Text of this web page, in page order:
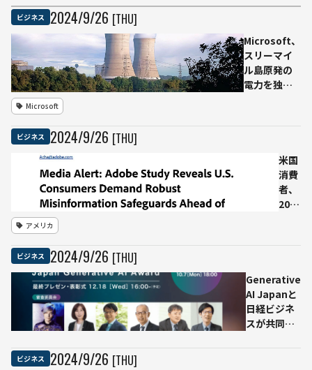
ビジネス 2024/9/26 [THU]
Microsoft、
スリーマイ
ル島原発の
電力を独占
Microsoft
ビジネス 2024/9/26 [THU]
米国
消費
者、
2024
にAI
によ
る誤
情報
アメリカ
ビジネス 2024/9/26 [THU]
Generative
AI Japanと
日経ビジネ
スが共同で
ビジネス 2024/9/26 [THU]